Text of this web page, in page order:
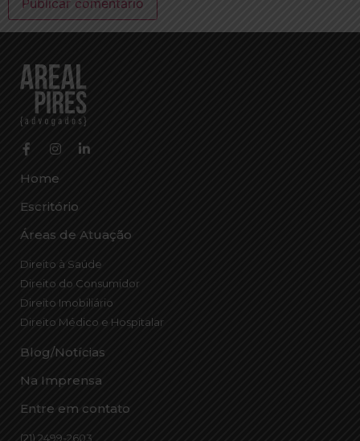
Home
Escritório
Áreas de Atuação
Direito à Saúde
Direito do Consumidor
Direito Imobiliário
Direito Médico e Hospitalar
Blog/Notícias
Na Imprensa
Entre em contato
(21) 2499-2603